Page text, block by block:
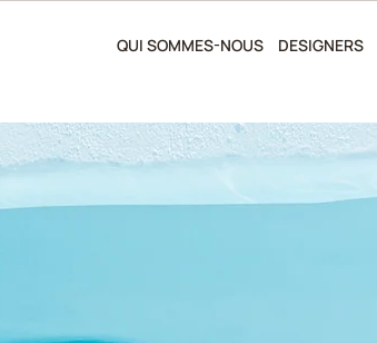
QUI SOMMES-NOUS DESIGNERS